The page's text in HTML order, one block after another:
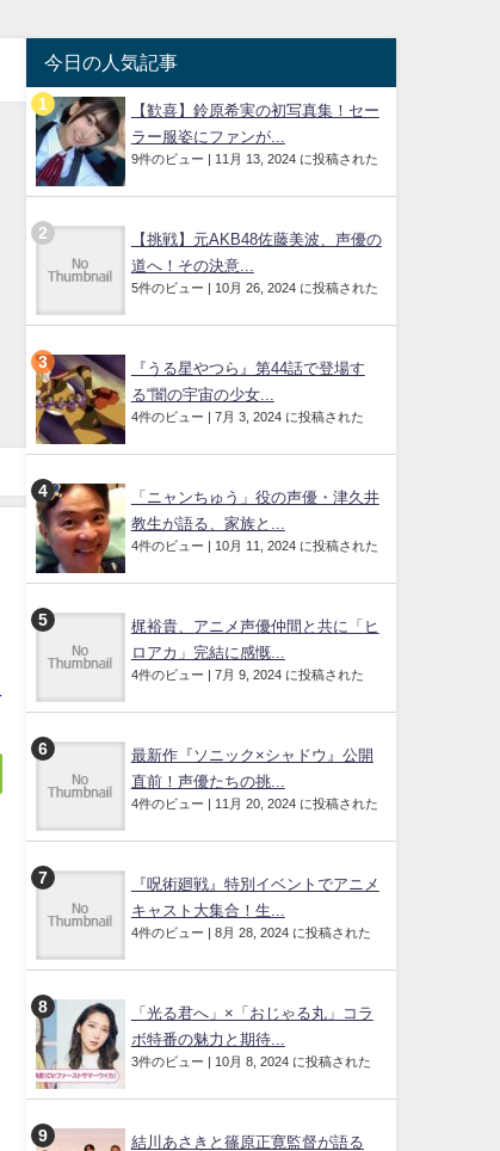
今日の人気記事
【歓喜】鈴原希実の初写真集！セー
ラー服姿にファンが...
9件のビュー | 11月 13, 2024 に投稿された
【挑戦】元AKB48佐藤美波、声優の
道へ！その決意...
5件のビュー | 10月 26, 2024 に投稿された
『うる星やつら』第44話で登場す
る“闇の宇宙の少女...
4件のビュー | 7月 3, 2024 に投稿された
「ニャンちゅう」役の声優・津久井
教生が語る、家族と...
4件のビュー | 10月 11, 2024 に投稿された
梶裕貴、アニメ声優仲間と共に「ヒ
ロアカ」完結に感慨...
4件のビュー | 7月 9, 2024 に投稿された
最新作『ソニック×シャドウ』公開
直前！声優たちの挑...
4件のビュー | 11月 20, 2024 に投稿された
『呪術廻戦』特別イベントでアニメ
キャスト大集合！生...
4件のビュー | 8月 28, 2024 に投稿された
「光る君へ」×「おじゃる丸」コラ
ボ特番の魅力と期待...
3件のビュー | 10月 8, 2024 に投稿された
結川あさきと篠原正寛監督が語る